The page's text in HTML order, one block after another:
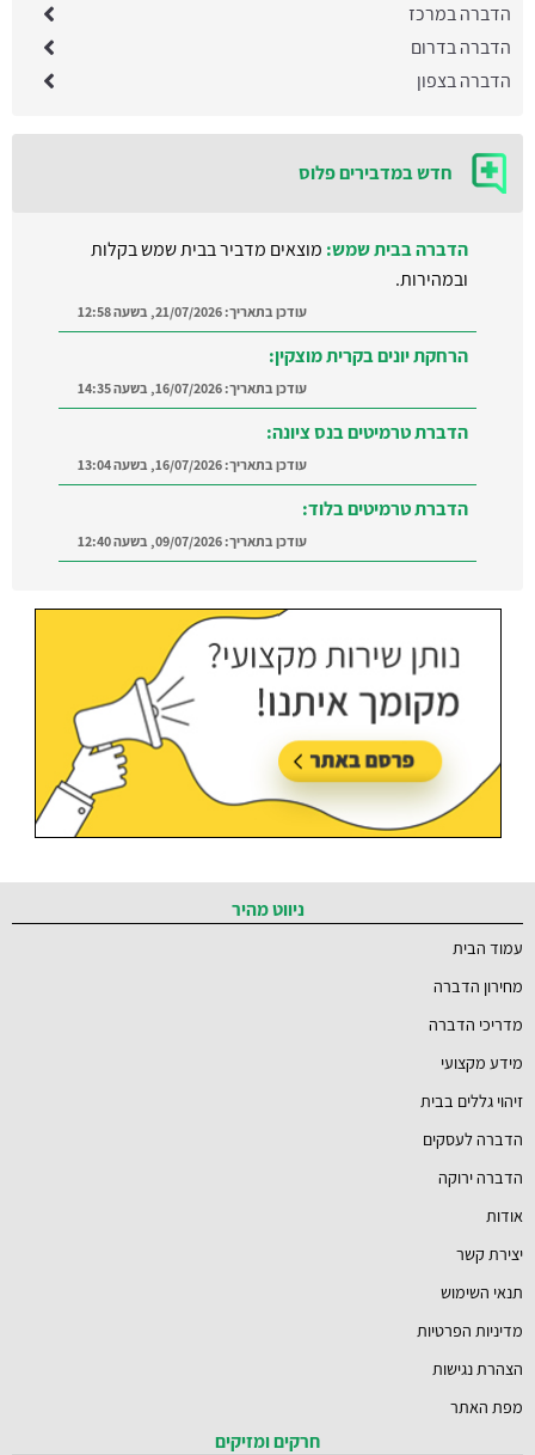
הדברה במרכז
הדברה בדרום
הדברה בצפון
חדש במדבירים פלוס
הדברה בבית שמש: מוצאים מדביר בבית שמש בקלות
ובמהירות.
עודכן בתאריך:21/07/2026, בשעה 12:58
הרחקת יונים בקרית מוצקין:
עודכן בתאריך:16/07/2026, בשעה 14:35
הדברת טרמיטים בנס ציונה:
עודכן בתאריך:16/07/2026, בשעה 13:04
הדברת טרמיטים בלוד:
עודכן בתאריך:09/07/2026, בשעה 12:40
ברמת השרון והסביבה
עודכן בתאריך:21/07/2026, בשעה 12:58
ניווט מהיר
עמוד הבית
מחירון הדברה
מדריכי הדברה
מידע מקצועי
זיהוי גללים בבית
הדברה לעסקים
הדברה ירוקה
אודות
יצירת קשר
תנאי השימוש
מדיניות הפרטיות
הצהרת נגישות
מפת האתר
חרקים ומזיקים